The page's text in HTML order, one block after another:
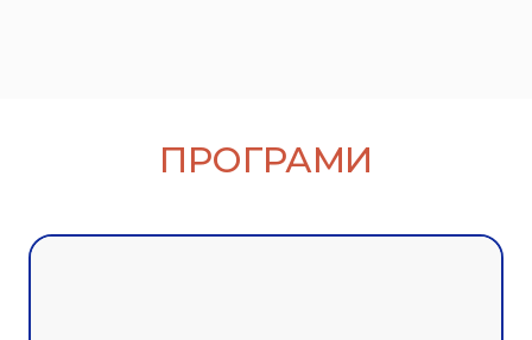
ПРОГРАМИ